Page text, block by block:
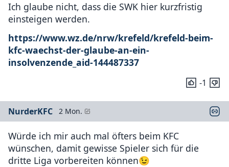
Ich glaube nicht, dass die SWK hier kurzfristig
einsteigen werden.
https://www.wz.de/nrw/krefeld/krefeld-beim-
kfc-waechst-der-glaube-an-ein-
insolvenzende_aid-144487337
-1
NurderKFC 2 Mon.
Würde ich mir auch mal öfters beim KFC
wünschen, damit gewisse Spieler sich für die
dritte Liga vorbereiten können😉